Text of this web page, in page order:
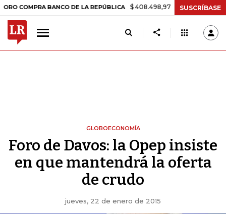
BANCO DE LA REPÚBLICA $ 408.498,97 +$ 8.753,81 +2,19%
SUSCRÍBASE
GLOBOECONOMÍA
Foro de Davos: la Opep insiste
en que mantendrá la oferta
de crudo
jueves, 22 de enero de 2015